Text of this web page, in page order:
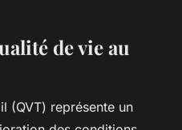
de vie au
(QVT) représente un